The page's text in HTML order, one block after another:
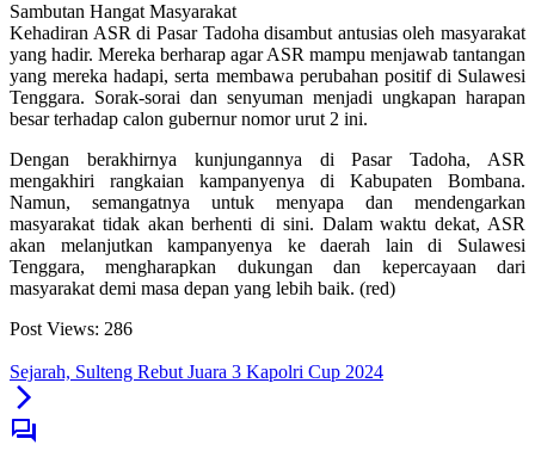
Sambutan Hangat Masyarakat
Kehadiran ASR di Pasar Tadoha disambut antusias oleh masyarakat
yang hadir. Mereka berharap agar ASR mampu menjawab tantangan
yang mereka hadapi, serta membawa perubahan positif di Sulawesi
Tenggara. Sorak-sorai dan senyuman menjadi ungkapan harapan
besar terhadap calon gubernur nomor urut 2 ini.
Dengan berakhirnya kunjungannya di Pasar Tadoha, ASR
mengakhiri rangkaian kampanyenya di Kabupaten Bombana.
Namun, semangatnya untuk menyapa dan mendengarkan
masyarakat tidak akan berhenti di sini. Dalam waktu dekat, ASR
akan melanjutkan kampanyenya ke daerah lain di Sulawesi
Tenggara, mengharapkan dukungan dan kepercayaan dari
masyarakat demi masa depan yang lebih baik. (red)
Post Views: 286
Sejarah, Sulteng Rebut Juara 3 Kapolri Cup 2024